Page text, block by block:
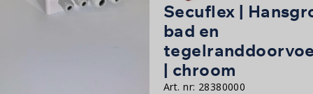
Secuflex |
bad en
| chroom
Art. nr: 28380000